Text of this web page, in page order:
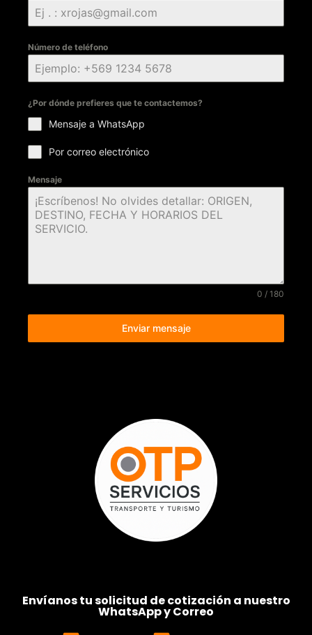
Número de teléfono
¿Por dónde prefieres que te contactemos?
Mensaje a WhatsApp
Por correo electrónico
Mensaje
0 / 180
Enviar mensaje
Envíanos tu solicitud de cotización a nuestro
WhatsApp y Correo